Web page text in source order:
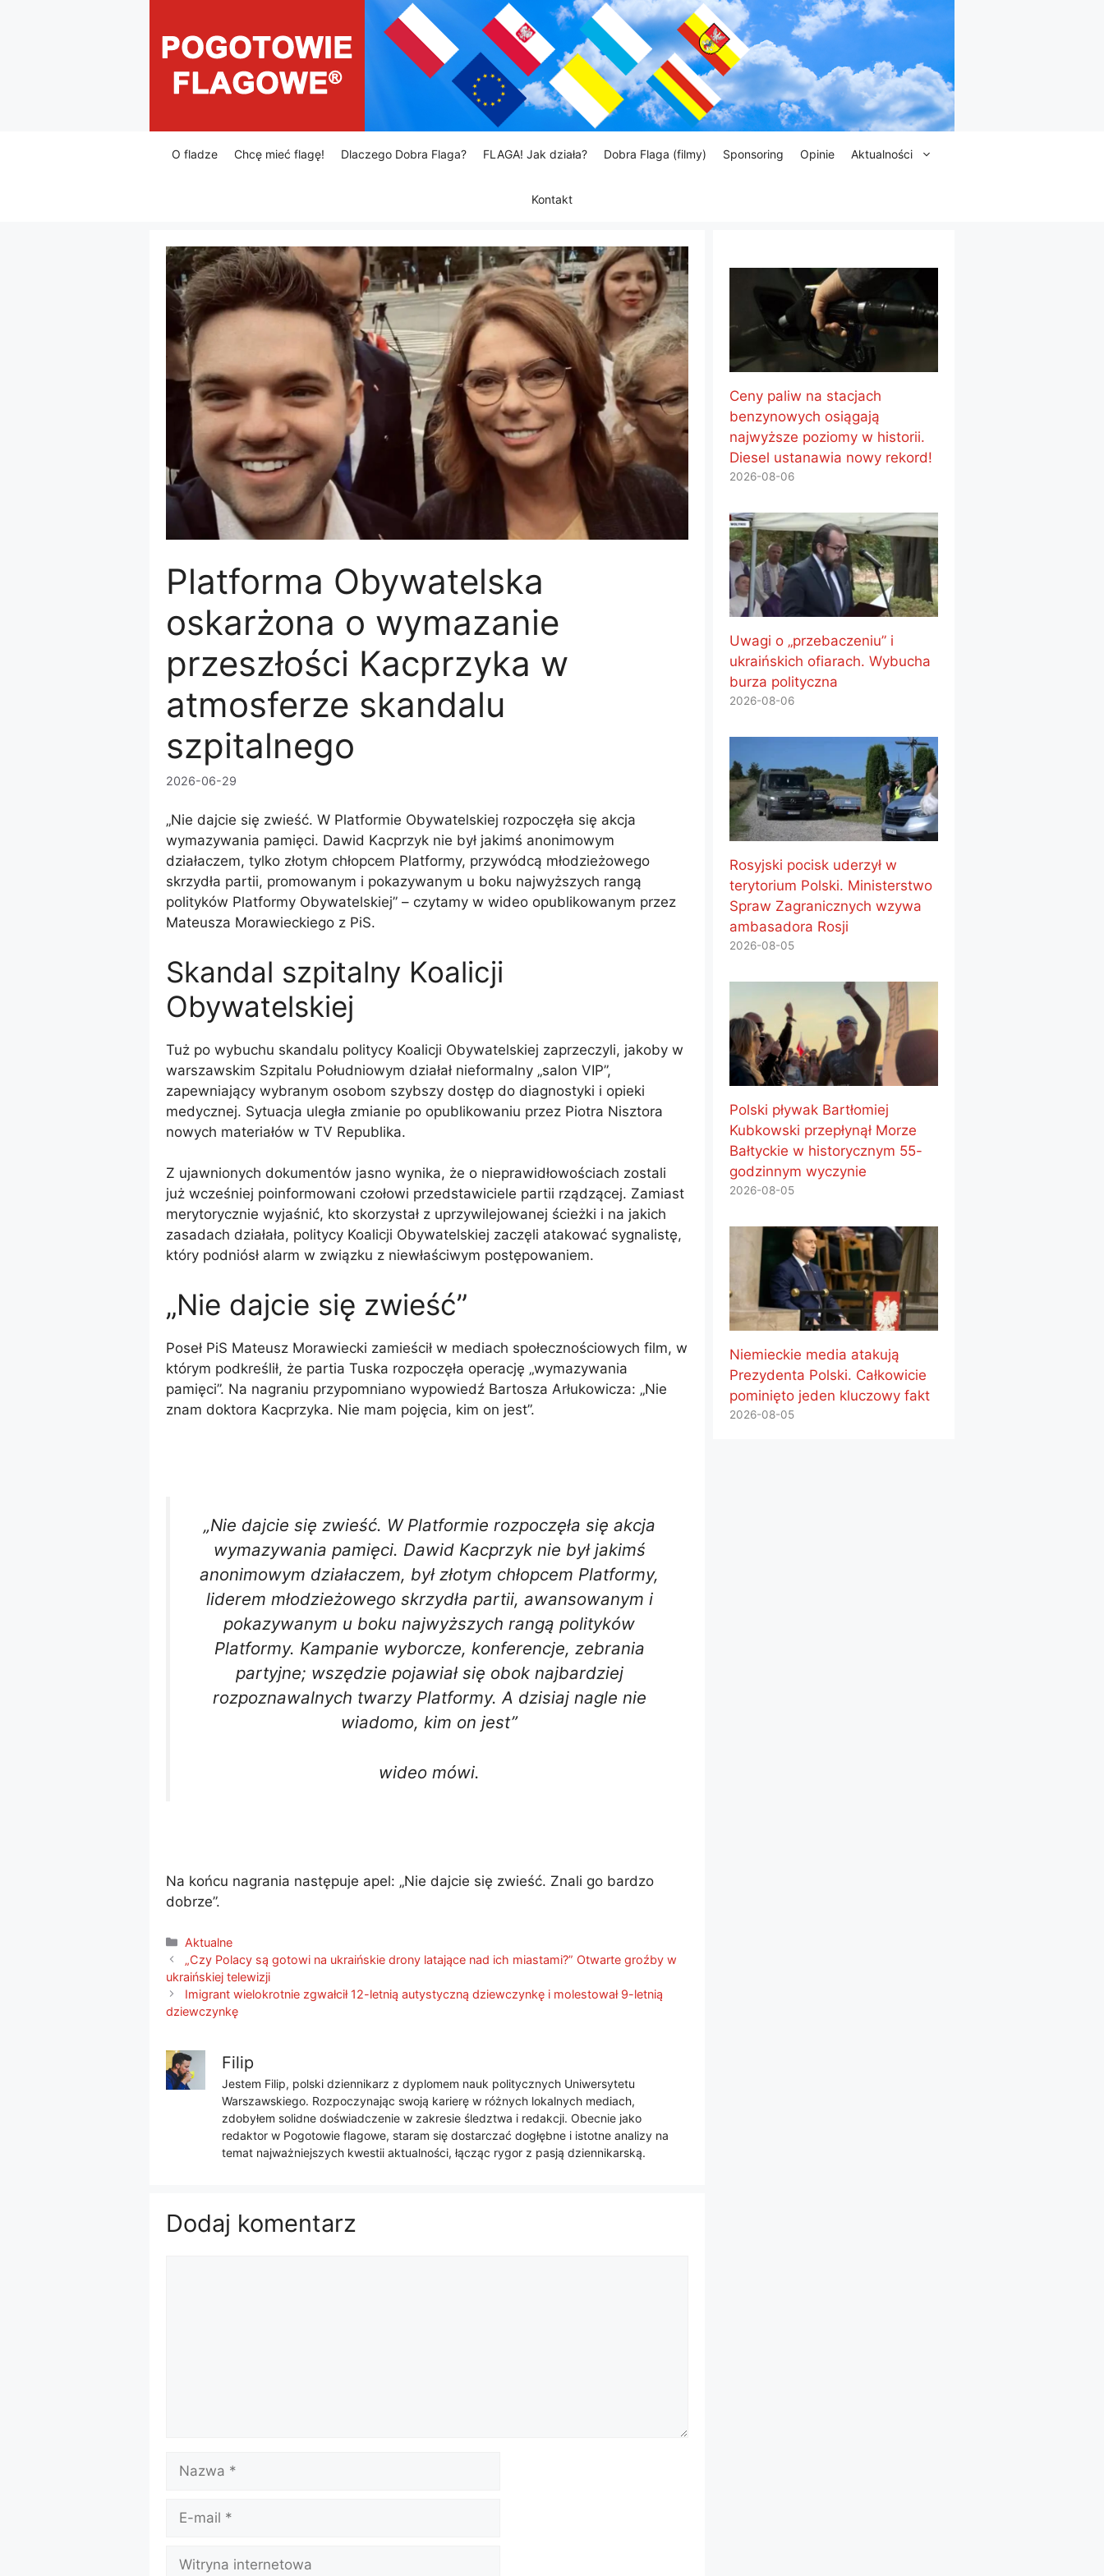
O fladze Chcę mieć flagę! Dlaczego Dobra Flaga? FLAGA! Jak działa? Dobra Flaga (filmy) Sponsoring Opinie Aktualności
Kontakt
Platforma Obywatelska
oskarżona o wymazanie
przeszłości Kacprzyka w
atmosferze skandalu
szpitalnego
2026-06-29
„Nie dajcie się zwieść. W Platformie Obywatelskiej rozpoczęła się akcja
wymazywania pamięci. Dawid Kacprzyk nie był jakimś anonimowym
działaczem, tylko złotym chłopcem Platformy, przywódcą młodzieżowego
skrzydła partii, promowanym i pokazywanym u boku najwyższych rangą
polityków Platformy Obywatelskiej” – czytamy w wideo opublikowanym przez
Mateusza Morawieckiego z PiS.
Skandal szpitalny Koalicji
Obywatelskiej
Tuż po wybuchu skandalu politycy Koalicji Obywatelskiej zaprzeczyli, jakoby w
warszawskim Szpitalu Południowym działał nieformalny „salon VIP”,
zapewniający wybranym osobom szybszy dostęp do diagnostyki i opieki
medycznej. Sytuacja uległa zmianie po opublikowaniu przez Piotra Nisztora
nowych materiałów w TV Republika.
Z ujawnionych dokumentów jasno wynika, że ​​o nieprawidłowościach zostali
już wcześniej poinformowani czołowi przedstawiciele partii rządzącej. Zamiast
merytorycznie wyjaśnić, kto skorzystał z uprzywilejowanej ścieżki i na jakich
zasadach działała, politycy Koalicji Obywatelskiej zaczęli atakować sygnalistę,
który podniósł alarm w związku z niewłaściwym postępowaniem.
„Nie dajcie się zwieść”
Poseł PiS Mateusz Morawiecki zamieścił w mediach społecznościowych film, w
którym podkreślił, że partia Tuska rozpoczęła operację „wymazywania
pamięci”. Na nagraniu przypomniano wypowiedź Bartosza Arłukowicza: „Nie
znam doktora Kacprzyka. Nie mam pojęcia, kim on jest”.
„Nie dajcie się zwieść. W Platformie rozpoczęła się akcja
wymazywania pamięci. Dawid Kacprzyk nie był jakimś
anonimowym działaczem, był złotym chłopcem Platformy,
liderem młodzieżowego skrzydła partii, awansowanym i
pokazywanym u boku najwyższych rangą polityków
Platformy. Kampanie wyborcze, konferencje, zebrania
partyjne; wszędzie pojawiał się obok najbardziej
rozpoznawalnych twarzy Platformy. A dzisiaj nagle nie
wiadomo, kim on jest”
wideo mówi.
Na końcu nagrania następuje apel: „Nie dajcie się zwieść. Znali go bardzo
dobrze”.
Kategorie
Aktualne
„Czy Polacy są gotowi na ukraińskie drony latające nad ich miastami?” Otwarte groźby w
ukraińskiej telewizji
Imigrant wielokrotnie zgwałcił 12-letnią autystyczną dziewczynkę i molestował 9-letnią
dziewczynkę
Filip
Jestem Filip, polski dziennikarz z dyplomem nauk politycznych Uniwersytetu
Warszawskiego. Rozpoczynając swoją karierę w różnych lokalnych mediach,
zdobyłem solidne doświadczenie w zakresie śledztwa i redakcji. Obecnie jako
redaktor w Pogotowie flagowe, staram się dostarczać dogłębne i istotne analizy na
temat najważniejszych kwestii aktualności, łącząc rygor z pasją dziennikarską.
Dodaj komentarz
Nazwa
Witryna
Ceny paliw na stacjach
benzynowych osiągają
najwyższe poziomy w historii.
Diesel ustanawia nowy rekord!
2026-08-06
Uwagi o „przebaczeniu” i
ukraińskich ofiarach. Wybucha
burza polityczna
2026-08-06
Rosyjski pocisk uderzył w
terytorium Polski. Ministerstwo
Spraw Zagranicznych wzywa
ambasadora Rosji
2026-08-05
Polski pływak Bartłomiej
Kubkowski przepłynął Morze
Bałtyckie w historycznym 55-
godzinnym wyczynie
2026-08-05
Niemieckie media atakują
Prezydenta Polski. Całkowicie
pominięto jeden kluczowy fakt
2026-08-05